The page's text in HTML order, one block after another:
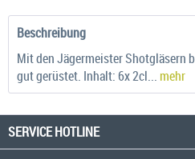
Beschreibung
Mit den Jägermeister Shotgläsern
gut gerüstet. Inhalt: 6x 2cl... mehr
SERVICE HOTLINE